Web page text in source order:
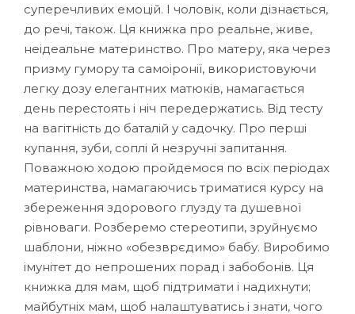
суперечливих емоцій. І чоловік, коли дізнається,
до речі, також. Ця книжка про реальне, живе,
неідеальне материнство. Про матеру, яка через
призму гумору та самоіронії, використовуючи
легку дозу елегантних матюків, намагається
день перестоять і ніч передержатись. Від тесту
на вагітність до баталій у садочку. Про перші
купання, зуби, соплі й незручні запитання.
Поважною ходою пройдемося по всіх періодах
материнства, намагаючись триматися курсу на
збереження здорового глузду та душевної
рівноваги. Розберемо стереотипи, зруйнуємо
шаблони, ніжно «обезврєдимо» бабу. Виробимо
імунітет до непрошених порад і забобонів. Ця
книжка для мам, щоб підтримати і надихнути;
майбутніх мам, щоб налаштуватись і знати, чого